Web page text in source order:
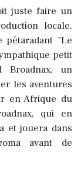
juste faire un
locale,
pétaradant "Le
petit
Broadnax, un
les aventures
en Afrique du
qui en
et jouera dans
avant de